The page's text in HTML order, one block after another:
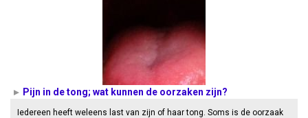
Pijn in de tong; wat kunnen de oorzaken zijn?
Iedereen heeft weleens last van zijn of haar tong. Soms is de oorzaak